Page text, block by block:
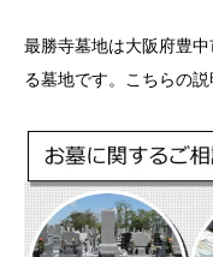
最勝寺墓地は大阪府豊
る墓地です。こちらの説